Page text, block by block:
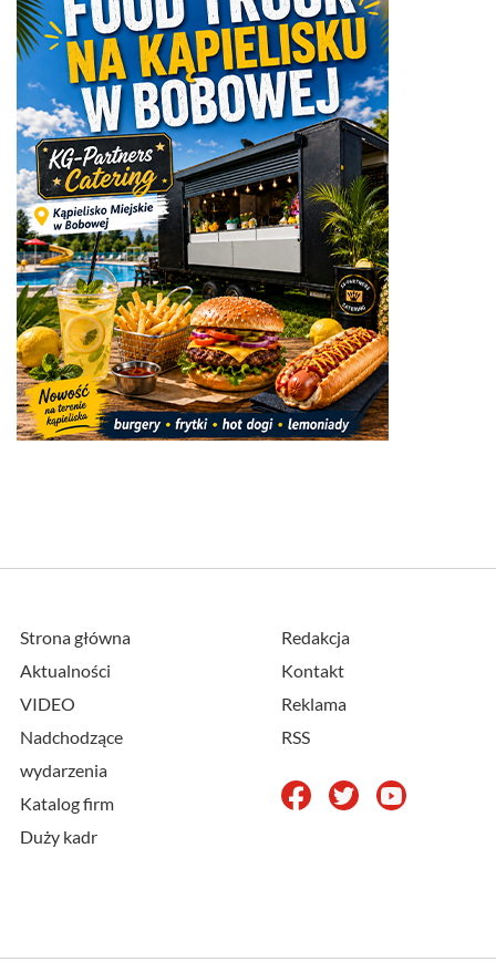
Strona główna
Aktualności
VIDEO
Nadchodzące
wydarzenia
Katalog firm
Duży kadr
Redakcja
Kontakt
Reklama
RSS